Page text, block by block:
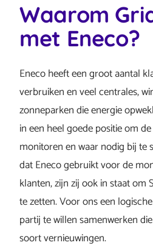
Waarom
met Eneco?
Eneco heeft een groot aantal
verbruiken en veel centrales,
zonneparken die energie
in een heel goede positie om
monitoren en waar nodig bij te
dat Eneco gebruikt voor de
klanten, zijn zij ook in staat om
te zetten. Voor ons een
partij te willen samenwerken
soort vernieuwingen.